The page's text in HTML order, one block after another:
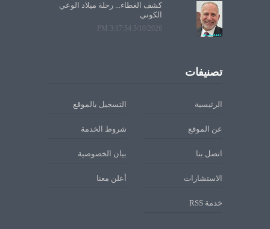
كشف الغطاء... رحلة ميلاد الوعي
الكوني
5/10/2026 3:17:54 PM
تصنيفات
الرئيسية التسجيل بالموقع
عن الموقع شروط الخدمة
اتصل بنا بيان الخصوصية
الاستشارات أعلن معنا
خدمة RSS